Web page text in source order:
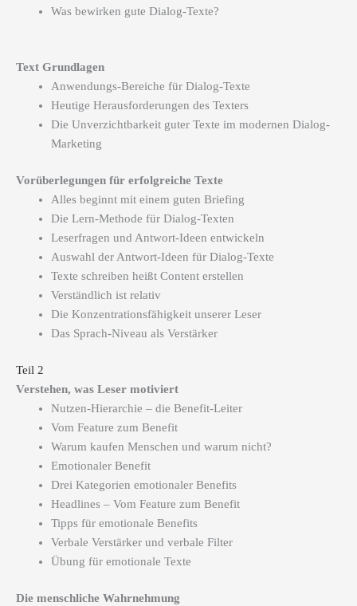
Was bewirken gute Dialog-Texte?
Text Grundlagen
Anwendungs-Bereiche für Dialog-Texte
Heutige Herausforderungen des Texters
Die Unverzichtbarkeit guter Texte im modernen Dialog-
Marketing
Vorüberlegungen für erfolgreiche Texte
Alles beginnt mit einem guten Briefing
Die Lern-Methode für Dialog-Texten
Leserfragen und Antwort-Ideen entwickeln
Auswahl der Antwort-Ideen für Dialog-Texte
Texte schreiben heißt Content erstellen
Verständlich ist relativ
Die Konzentrationsfähigkeit unserer Leser
Das Sprach-Niveau als Verstärker
Teil 2
Verstehen, was Leser motiviert
Nutzen-Hierarchie – die Benefit-Leiter
Vom Feature zum Benefit
Warum kaufen Menschen und warum nicht?
Emotionaler Benefit
Drei Kategorien emotionaler Benefits
Headlines – Vom Feature zum Benefit
Tipps für emotionale Benefits
Verbale Verstärker und verbale Filter
Übung für emotionale Texte
Die menschliche Wahrnehmung